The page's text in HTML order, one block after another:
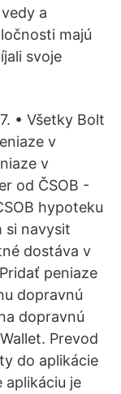
a
majú
svoje
• Všetky Bolt
v
v
od ČSOB -
hypoteku
si navysit
dostáva v
peniaze
dopravnú
dopravnú
Prevod
do aplikácie
aplikáciu je